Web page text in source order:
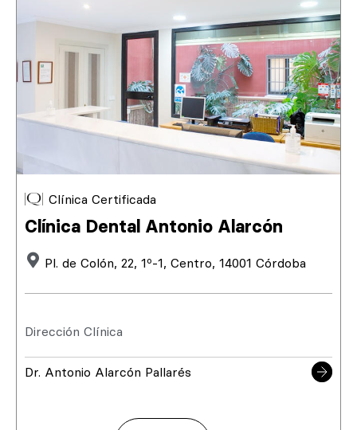
Clínica Certificada
Clínica Dental Antonio Alarcón
Pl. de Colón, 22, 1º-1, Centro, 14001 Córdoba
Dirección Clínica
Dr. Antonio Alarcón Pallarés